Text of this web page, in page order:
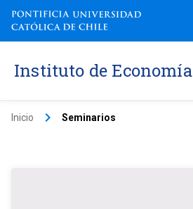
Instituto de Economía
Inicio keyboard_arrow_right Seminarios